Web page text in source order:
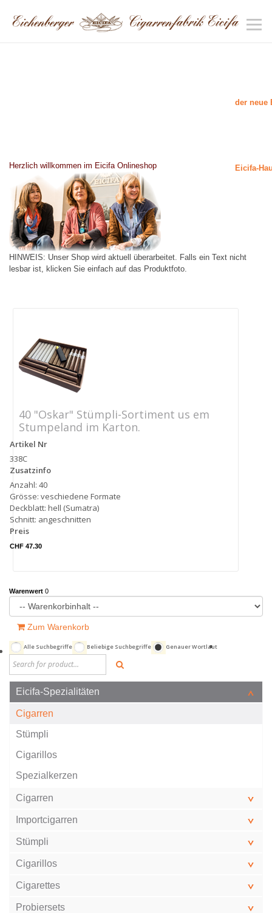
Herzlich willkommen im Eicifa Onlineshop
der neue
Eicifa-
HINWEIS: Unser Shop wird aktuell überarbeitet. Falls ein Text nicht
lesbar ist, klicken Sie einfach auf das Produktfoto.
40 "Oskar" Stümpli-Sortiment us em
Stumpeland im Karton.
Artikel Nr
338C
Zusatzinfo
Anzahl: 40
Grösse: veschiedene Formate
Deckblatt: hell (Sumatra)
Schnitt: angeschnitten
Preis
CHF 47.30
Warenwert 0
Zum Warenkorb
Alle Suchbegriffe Beliebige Suchbegriffe Genauer Wortlaut
Eicifa-Spezialitäten
Cigarren
Stümpli
Cigarillos
Spezialkerzen
Cigarren
Importcigarren
Stümpli
Cigarillos
Cigarettes
Probiersets